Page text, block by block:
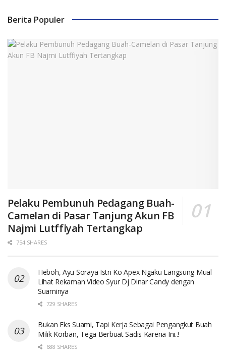
Berita Populer
Pelaku Pembunuh Pedagang Buah-
Camelan di Pasar Tanjung Akun FB
Najmi Lutffiyah Tertangkap
754 SHARES
Heboh, Ayu Soraya Istri Ko Apex Ngaku Langsung Mual
Lihat Rekaman Video Syur Dj Dinar Candy dengan
Suaminya
729 SHARES
Bukan Eks Suami, Tapi Kerja Sebagai Pengangkut Buah
Milik Korban, Tega Berbuat Sadis Karena Ini..!
688 SHARES